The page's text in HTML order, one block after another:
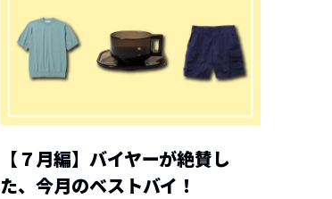
【７月編】バイヤーが絶賛し
た、今月のベストバイ！